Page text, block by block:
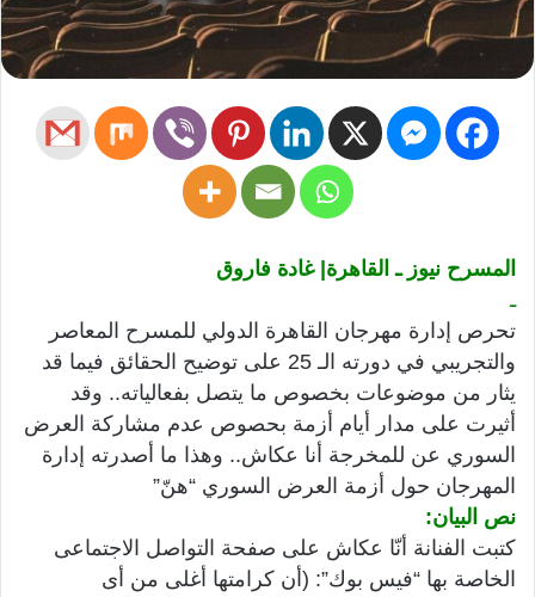
المسرح نيوز ـ القاهرة| غادة فاروق
ـ
تحرص إدارة مهرجان القاهرة الدولي للمسرح المعاصر
والتجريبي في دورته الـ 25 على توضيح الحقائق فيما قد
يثار من موضوعات بخصوص ما يتصل بفعالياته.. وقد
أثيرت على مدار أيام أزمة بحصوص عدم مشاركة العرض
السوري عن للمخرجة أنا عكاش.. وهذا ما أصدرته إدارة
المهرجان حول أزمة العرض السوري “هنّ”
نص البيان:
كتبت الفنانة أنّا عكاش على صفحة التواصل الاجتماعى
الخاصة بها “فيس بوك”: (أن كرامتها أغلى من أى